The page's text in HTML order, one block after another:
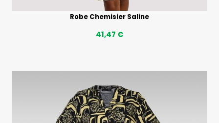
Robe Chemisier Saline
41,47 €